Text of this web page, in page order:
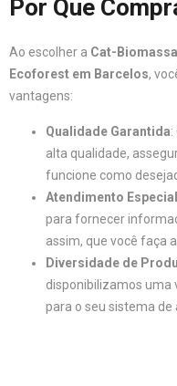
Por Que
Ao escolher a Cat-Biomassa
Ecoforest em Barcelos,
vantagens:
Qualidade Garantida
alta qualidade,
funcione como
Atendimento
para fornecer
assim, que você faça
Diversidade de
disponibilizamos uma
para o seu sistema de